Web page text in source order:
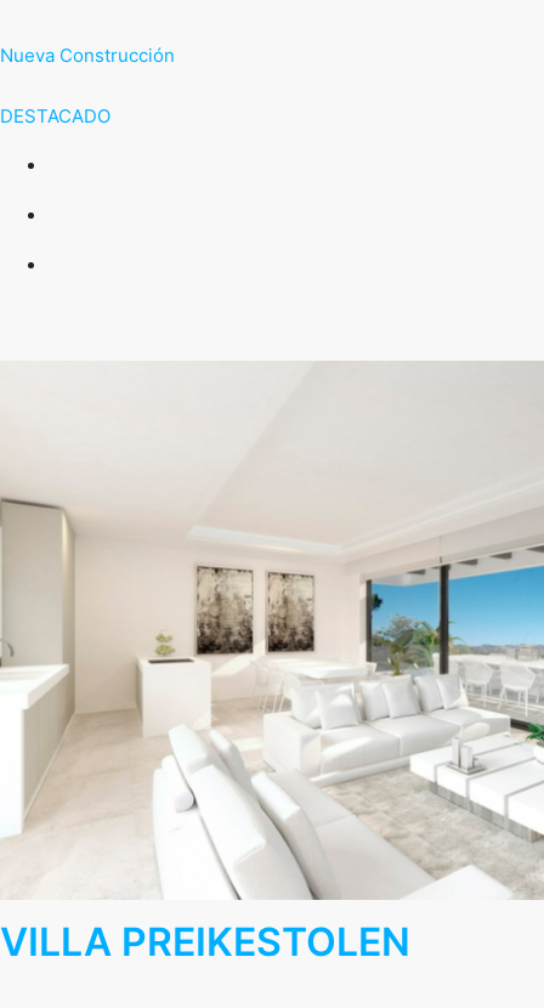
Nueva Construcción
DESTACADO
VILLA PREIKESTOLEN